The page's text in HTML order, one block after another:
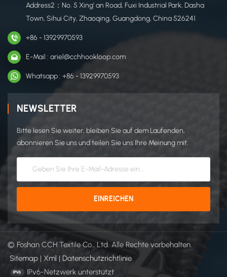
Address2：No. 5 Xing' an Road, Fuxi Industrial Park, Dasha
Town, Sihui City, Zhaoqing, Guangdong, China 526241
+86 - 13929970593
E-Mail : ariel@cchhookloop.com
Whatsapp : +86 - 13929970593
NEWSLETTER
Bitte lesen Sie weiter, bleiben Sie auf dem Laufenden,
abonnieren Sie uns und teilen Sie uns Ihre Meinung mit.
© Foshan CCH Textile Co., Ltd. Alle Rechte vorbehalten.
Sitemap | Xml | Datenschutzrichtlinie
IPv6-Netzwerk unterstützt